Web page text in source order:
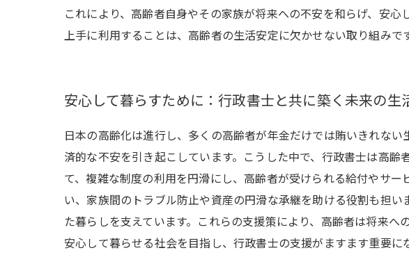
これにより、高齢者自身やその家族が将来への不安を和らげ、安
上手に利用することは、高齢者の生活安定に欠かせない取り組みで
安心して暮らすために：行政書士と共に築く未来の生
日本の高齢化は進行し、多くの高齢者が年金だけでは賄いきれな
済的な不安を引き起こしています。こうした中で、行政書士は高
て、複雑な制度の利用を円滑にし、高齢者が受けられる給付やサ
い、家族間のトラブル防止や資産の円滑な承継を助ける役割も担
た暮らしを支えています。これらの支援策により、高齢者は将来
安心して暮らせる社会を目指し、行政書士の支援がますます重要に